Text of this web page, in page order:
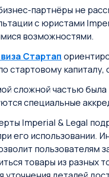
партнёры не
с юристами
возможностями.
Стартап
стартовому
сложной частью была
специальные
Imperial & Legal
его использовании.
пользователям
товары из разных